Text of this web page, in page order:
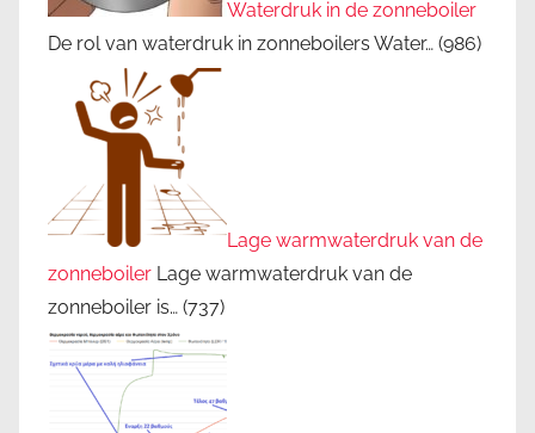
Waterdruk in de zonneboiler
De rol van waterdruk in zonneboilers Water… (986)
Lage warmwaterdruk van de
zonneboiler Lage warmwaterdruk van de
zonneboiler is… (737)